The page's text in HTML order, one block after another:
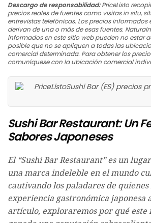
Descargo de responsabilidad:PriceListo
precios reales de fuentes como visitas in situ,
entrevistas telefónicas. Los precios informados
derivan de una o más de esas fuentes.
informados en este sitio web pueden no estar
posible que no se apliquen a todas las
comercial determinada. Para obtener los
comuníquese con la ubicación comercial
Sushi Bar (ES) precios
Sushi Bar Restaurant: Un
Sabores Japoneses
El “Sushi Bar Restaurant” es un
una marca indeleble en el mundo
cautivando los paladares de quienes
experiencia gastronómica japonesa
artículo, exploraremos por qué este